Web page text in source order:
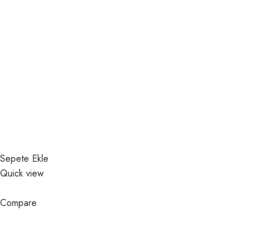
Sepete Ekle
Quick view
Compare